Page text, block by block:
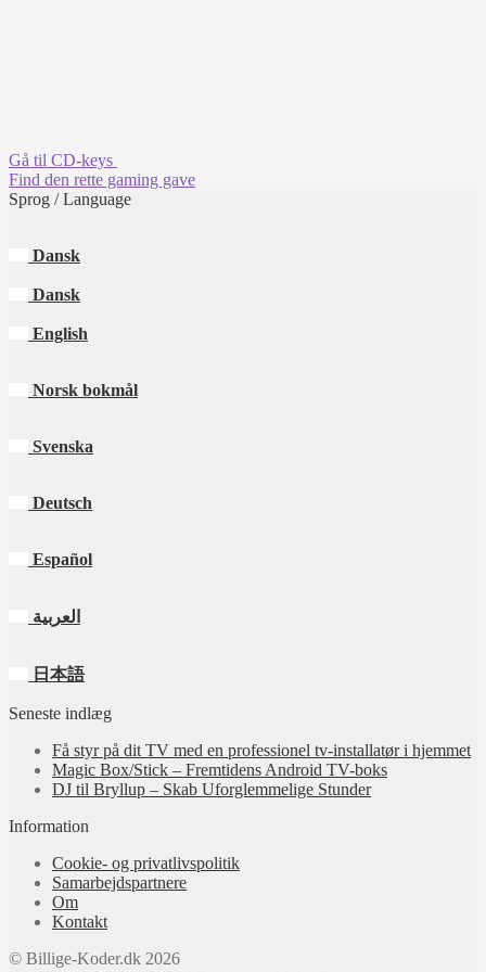
Gå til CD-keys
Find den rette gaming gave
Sprog / Language
Dansk
Dansk
English
Norsk bokmål
Svenska
Deutsch
Español
العربية
日本語
Seneste indlæg
Få styr på dit TV med en professionel tv‑installatør i hjemmet
Magic Box/Stick – Fremtidens Android TV-boks
DJ til Bryllup – Skab Uforglemmelige Stunder
Information
Cookie- og privatlivspolitik
Samarbejdspartnere
Om
Kontakt
© Billige-Koder.dk 2026